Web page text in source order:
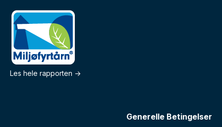
Les hele rapporten ->
Generelle Betingelser